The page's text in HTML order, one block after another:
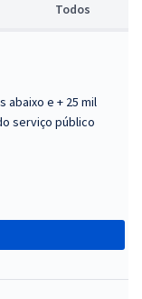
Todos
abaixo e + 25 mil
serviço público